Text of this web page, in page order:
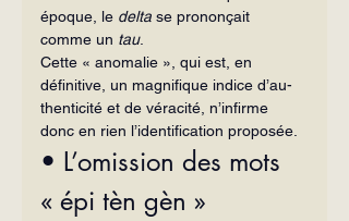
époque, le delta se prononçait
comme un tau.
Cette « anomalie », qui est, en
définitive, un magnifique indice d’au­
thenticité et de véracité, n’infirme
donc en rien l’identification proposée.
• L’omission des mots
« épi tèn gèn »